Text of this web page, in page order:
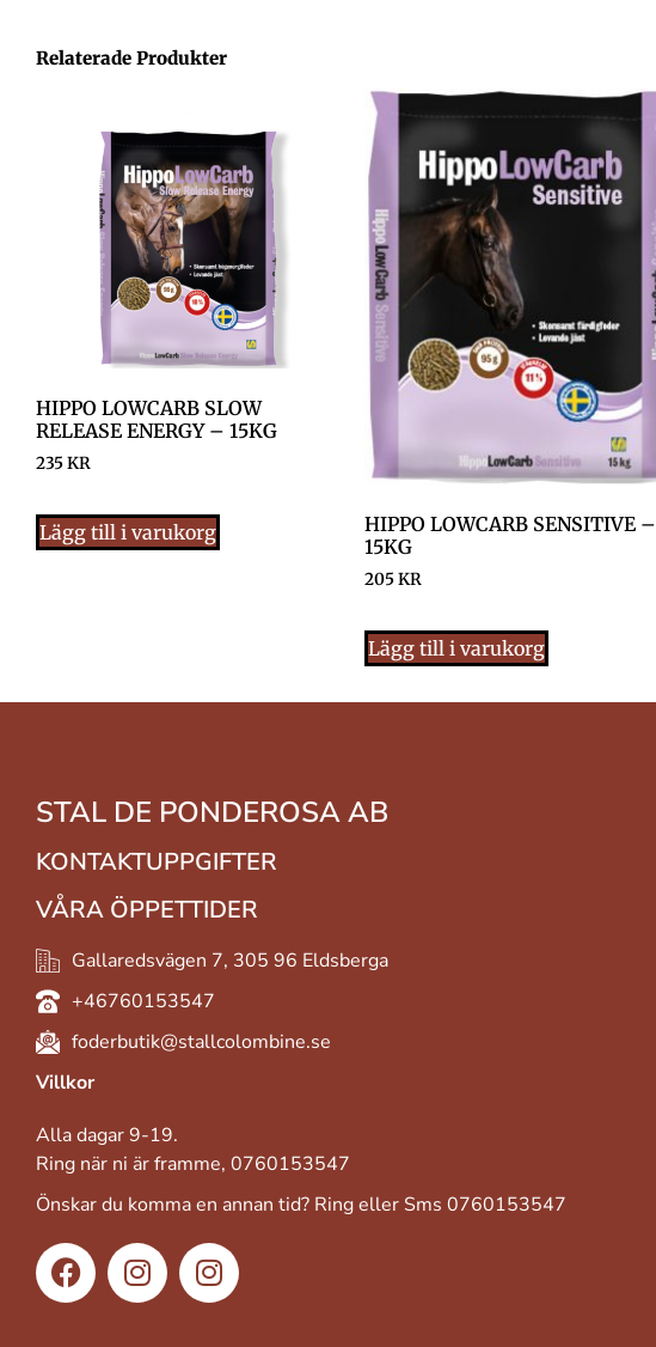
Relaterade Produkter
HIPPO LOWCARB SLOW
RELEASE ENERGY – 15KG
235KR
Lägg till i varukorg
HIPPO LOWCARB SENSITIVE –
15KG
205KR
Lägg till i varukorg
STAL DE PONDEROSA AB
KONTAKTUPPGIFTER
VÅRA ÖPPETTIDER
Gallaredsvägen 7, 305 96 Eldsberga
+46760153547
foderbutik@stallcolombine.se
Villkor
Alla dagar 9-19.
Ring när ni är framme, 0760153547
Önskar du komma en annan tid? Ring eller Sms 0760153547